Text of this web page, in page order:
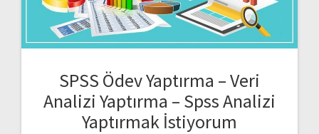
SPSS Ödev Yaptırma – Veri
Analizi Yaptırma – Spss Analizi
Yaptırmak İstiyorum